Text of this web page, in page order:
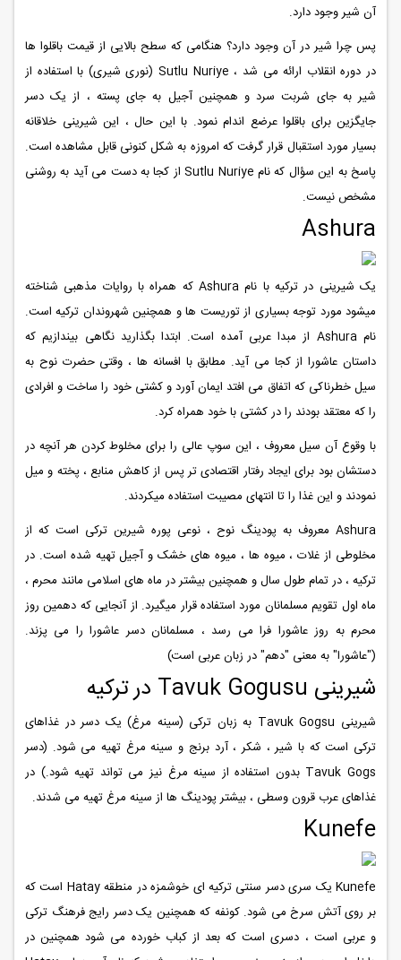
آن شیر وجود دارد.
پس چرا شیر در آن وجود دارد؟ هنگامی که سطح بالایی از قیمت باقلوا ها
در دوره انقلاب ارائه می شد ، Sutlu Nuriye (نوری شیری) با استفاده از
شیر به جای شربت سرد و همچنین آجیل به جای پسته ، از یک دسر
جایگزین برای باقلوا عرضع اندام نمود. با این حال ، این شیرینی خلاقانه
بسیار مورد استقبال قرار گرفت که امروزه به شکل کنونی قابل مشاهده است.
پاسخ به این سؤال که نام Sutlu Nuriye از کجا به دست می آید به روشنی
مشخص نیست.
Ashura
یک شیرینی در ترکیه با نام Ashura که همراه با روایات مذهبی شناخته
میشود مورد توجه بسیاری از توریست ها و همچنین شهروندان ترکیه است.
نام Ashura از مبدا عربی آمده است. ابتدا بگذارید نگاهی بیندازیم که
داستان عاشورا از کجا می آید. مطابق با افسانه ها ، وقتی حضرت نوح به
سیل خطرناکی که اتفاق می افتد ایمان آورد و کشتی خود را ساخت و افرادی
را که معتقد بودند را در کشتی با خود همراه کرد.
با وقوع آن سیل معروف ، این سوپ عالی را برای مخلوط کردن هر آنچه در
دستشان بود برای ایجاد رفتار اقتصادی تر پس از کاهش منابع ، پخته و میل
نمودند و این غذا را تا انتهای مصیبت استفاده میکردند.
Ashura معروف به پودینگ نوح ، نوعی پوره شیرین ترکی است که از
مخلوطی از غلات ، میوه ها ، میوه های خشک و آجیل تهیه شده است. در
ترکیه ، در تمام طول سال و همچنین بیشتر در ماه های اسلامی مانند محرم ،
ماه اول تقویم مسلمانان مورد استفاده قرار میگیرد. از آنجایی که دهمین روز
محرم به روز عاشورا فرا می رسد ، مسلمانان دسر عاشورا را می پزند.
("عاشورا" به معنی "دهم" در زبان عربی است)
شیرینی Tavuk Gogusu در ترکیه
شیرینی Tavuk Gogsu به زبان ترکی (سینه مرغ) یک دسر در غذاهای
ترکی است که با شیر ، شکر ، آرد برنج و سینه مرغ تهیه می شود. (دسر
Tavuk Gogs بدون استفاده از سینه مرغ نیز می تواند تهیه شود.) در
غذاهای عرب قرون وسطی ، بیشتر پودینگ ها از سینه مرغ تهیه می شدند.
Kunefe
Kunefe یک سری دسر سنتی ترکیه ای خوشمزه در منطقه Hatay است که
بر روی آتش سرخ می شود. کونفه که همچنین یک دسر رایج فرهنگ ترکی
و عربی است ، دسری است که بعد از کباب خورده می شود همچنین در